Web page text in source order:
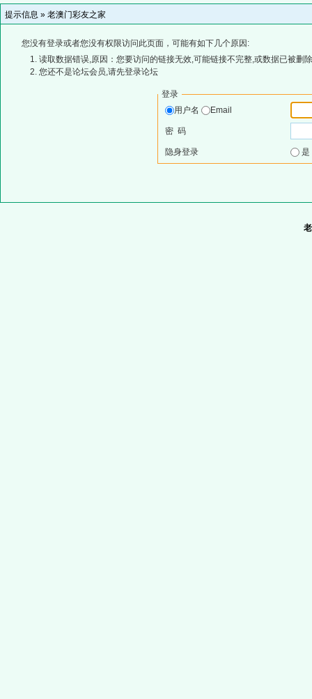
提示信息 » 老澳门彩友之家
您没有登录或者您没有权限访问此页面，可能有如下几个原因:
读取数据错误,原因：您要访问的链接无效,可能链接不完整,或数据已被删
您还不是论坛会员,请先登录论坛
登录
用户名
Email
密 码
隐身登录